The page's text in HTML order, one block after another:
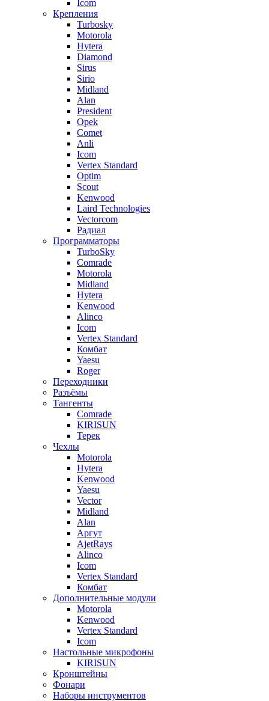
Icom
Крепления
Turbosky
Motorola
Hytera
Diamond
Sirus
Sirio
Midland
Alan
President
Opek
Comet
Anli
Icom
Vertex Standard
Optim
Scout
Kenwood
Laird Technologies
Vectorcom
Радиал
Программаторы
TurboSky
Comrade
Motorola
Midland
Hytera
Kenwood
Alinco
Icom
Vertex Standard
Комбат
Yaesu
Roger
Переходники
Разъёмы
Тангенты
Comrade
KIRISUN
Терек
Чехлы
Motorola
Hytera
Kenwood
Yaesu
Vector
Midland
Alan
Аргут
AjetRays
Alinco
Icom
Vertex Standard
Комбат
Дополнительные модули
Motorola
Kenwood
Vertex Standard
Icom
Настольные микрофоны
KIRISUN
Кронштейны
Фонари
Наборы инструментов